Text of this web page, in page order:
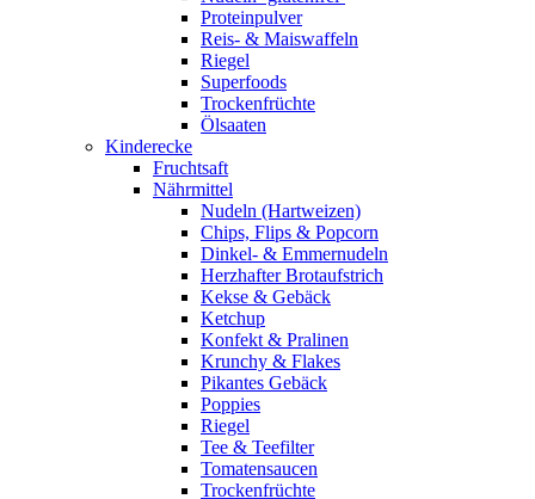
Proteinpulver
Reis- & Maiswaffeln
Riegel
Superfoods
Trockenfrüchte
Ölsaaten
Kinderecke
Fruchtsaft
Nährmittel
Nudeln (Hartweizen)
Chips, Flips & Popcorn
Dinkel- & Emmernudeln
Herzhafter Brotaufstrich
Kekse & Gebäck
Ketchup
Konfekt & Pralinen
Krunchy & Flakes
Pikantes Gebäck
Poppies
Riegel
Tee & Teefilter
Tomatensaucen
Trockenfrüchte